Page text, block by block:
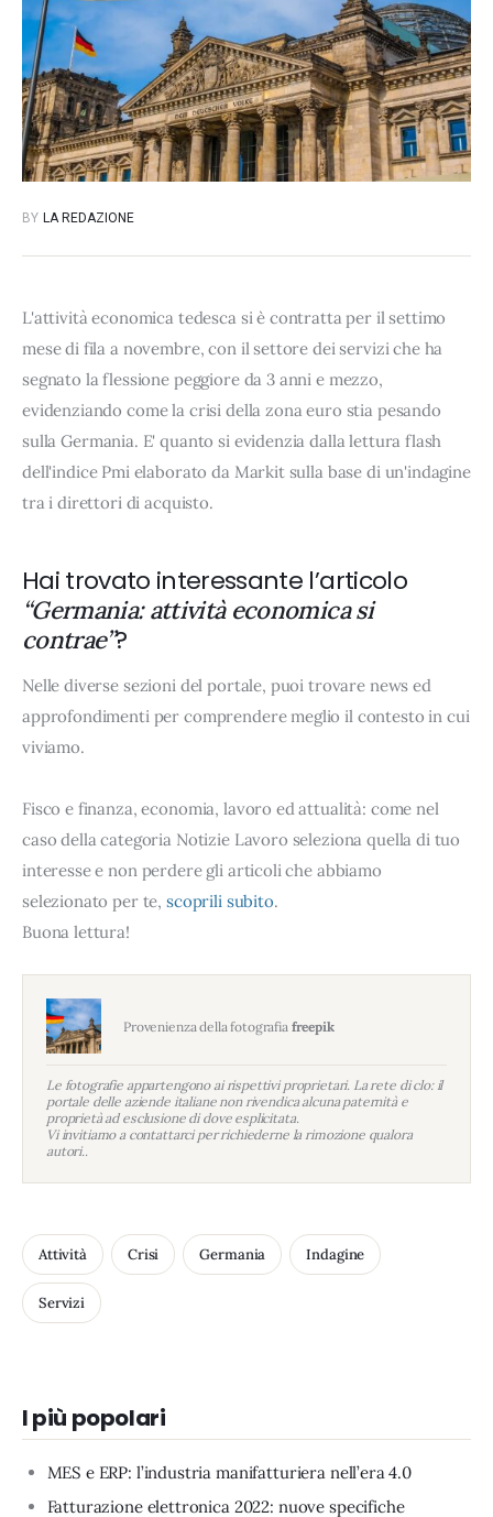
BY LA REDAZIONE
L'attività economica tedesca si è contratta per il settimo
mese di fila a novembre, con il settore dei servizi che ha
segnato la flessione peggiore da 3 anni e mezzo,
evidenziando come la crisi della zona euro stia pesando
sulla Germania. E' quanto si evidenzia dalla lettura flash
dell'indice Pmi elaborato da Markit sulla base di un'indagine
tra i direttori di acquisto.
Hai trovato interessante l’articolo
“Germania: attività economica si
contrae”?
Nelle diverse sezioni del portale, puoi trovare news ed
approfondimenti per comprendere meglio il contesto in cui
viviamo.
Fisco e finanza, economia, lavoro ed attualità: come nel
caso della categoria Notizie Lavoro seleziona quella di tuo
interesse e non perdere gli articoli che abbiamo
selezionato per te, scoprili subito.
Buona lettura!
Provenienza della fotografia freepik
Le fotografie appartengono ai rispettivi proprietari. La rete di clo: il
portale delle aziende italiane non rivendica alcuna paternità e
proprietà ad esclusione di dove esplicitata.
Vi invitiamo a contattarci per richiederne la rimozione qualora
autori..
Attività Crisi Germania Indagine
Servizi
I più popolari
MES e ERP: l’industria manifatturiera nell’era 4.0
Fatturazione elettronica 2022: nuove specifiche